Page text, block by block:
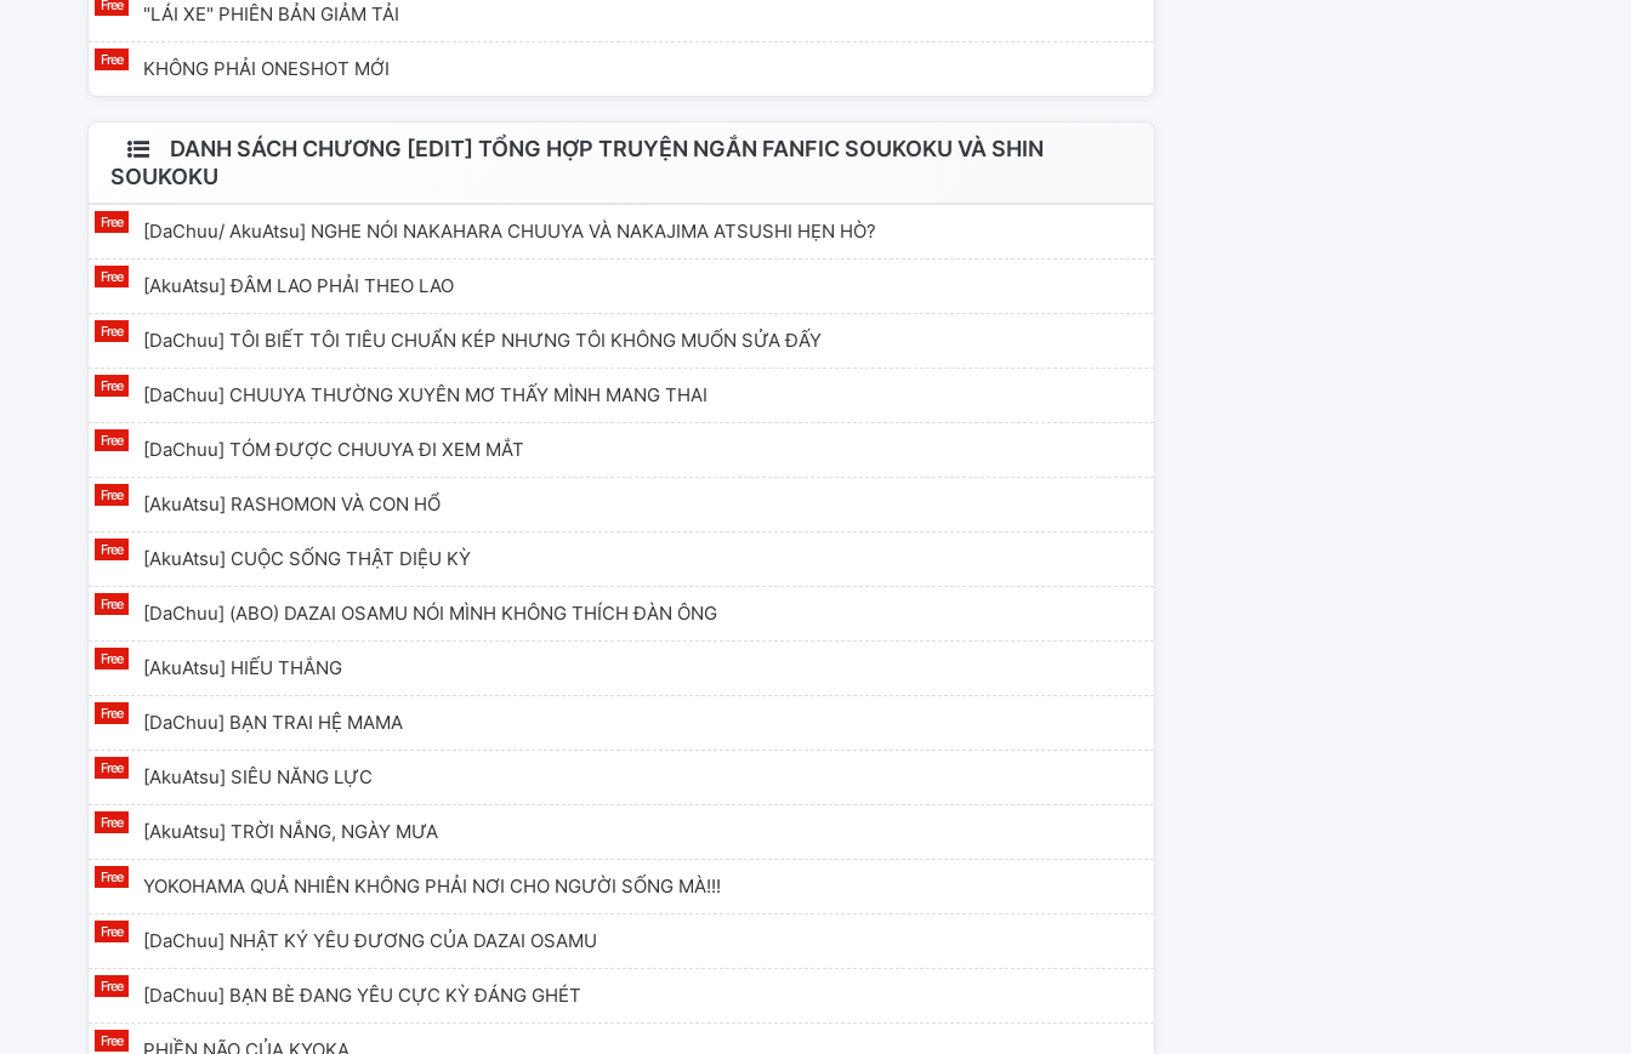
"LÁI XE" PHIÊN BẢN GIẢM TẢI
KHÔNG PHẢI ONESHOT MỚI
DANH SÁCH CHƯƠNG [EDIT] TỔNG HỢP TRUYỆN NGẮN FANFIC SOUKOKU VÀ SHIN
SOUKOKU
[DaChuu/ AkuAtsu] NGHE NÓI NAKAHARA CHUUYA VÀ NAKAJIMA ATSUSHI HẸN HÒ?
[AkuAtsu] ĐÂM LAO PHẢI THEO LAO
[DaChuu] TÔI BIẾT TÔI TIÊU CHUẨN KÉP NHƯNG TÔI KHÔNG MUỐN SỬA ĐẤY
[DaChuu] CHUUYA THƯỜNG XUYÊN MƠ THẤY MÌNH MANG THAI
[DaChuu] TÓM ĐƯỢC CHUUYA ĐI XEM MẮT
[AkuAtsu] RASHOMON VÀ CON HỔ
[AkuAtsu] CUỘC SỐNG THẬT DIỆU KỲ
[DaChuu] (ABO) DAZAI OSAMU NÓI MÌNH KHÔNG THÍCH ĐÀN ÔNG
[AkuAtsu] HIẾU THẮNG
[DaChuu] BẠN TRAI HỆ MAMA
[AkuAtsu] SIÊU NĂNG LỰC
[AkuAtsu] TRỜI NẮNG, NGÀY MƯA
YOKOHAMA QUẢ NHIÊN KHÔNG PHẢI NƠI CHO NGƯỜI SỐNG MÀ!!!
[DaChuu] NHẬT KÝ YÊU ĐƯƠNG CỦA DAZAI OSAMU
[DaChuu] BẠN BÈ ĐANG YÊU CỰC KỲ ĐÁNG GHÉT